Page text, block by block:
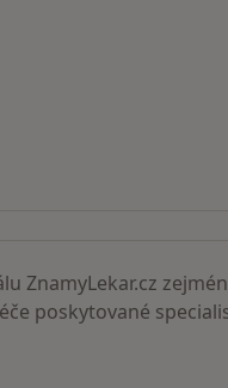
ZnamyLekar.cz
poskytované